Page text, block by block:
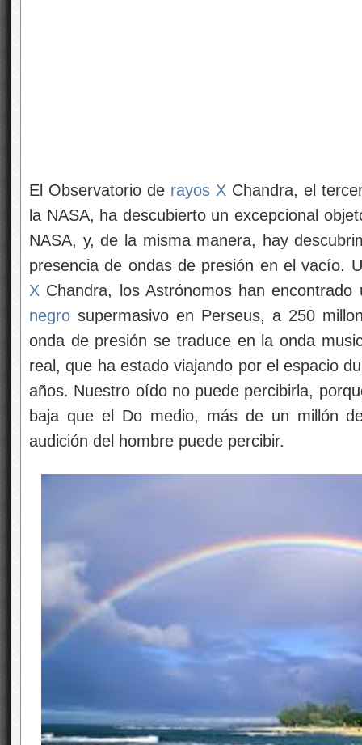
El Observatorio de rayos X Chandra, el
la NASA, ha descubierto un excepcional
NASA, y, de la misma manera, hay
presencia de ondas de presión en el vacío.
X Chandra, los Astrónomos han
negro supermasivo en Perseus, a 250
onda de presión se traduce en la onda
real, que ha estado viajando por el espacio
años. Nuestro oído no puede percibirla,
baja que el Do medio, más de un millón
audición del hombre puede percibir.